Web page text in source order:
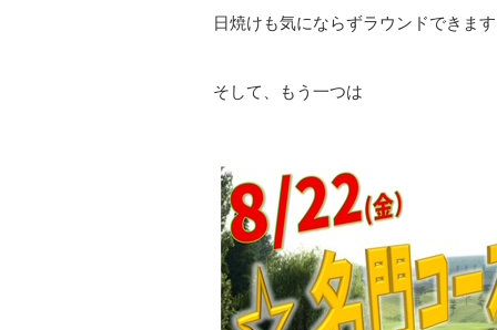
日焼けも気にならずラウンドできま
そして、もう一つは